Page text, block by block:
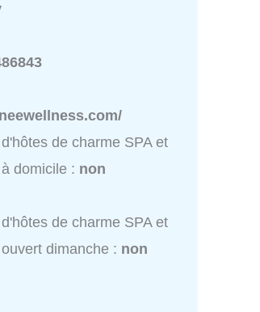
de charme SPA et
domicile : non
de charme SPA et
dimanche : non